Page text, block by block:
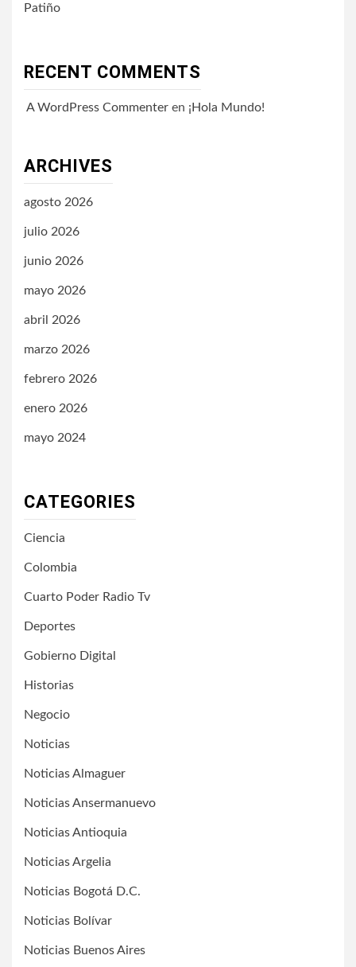
Patiño
RECENT COMMENTS
A WordPress Commenter en ¡Hola Mundo!
ARCHIVES
agosto 2026
julio 2026
junio 2026
mayo 2026
abril 2026
marzo 2026
febrero 2026
enero 2026
mayo 2024
CATEGORIES
Ciencia
Colombia
Cuarto Poder Radio Tv
Deportes
Gobierno Digital
Historias
Negocio
Noticias
Noticias Almaguer
Noticias Ansermanuevo
Noticias Antioquia
Noticias Argelia
Noticias Bogotá D.C.
Noticias Bolívar
Noticias Buenos Aires